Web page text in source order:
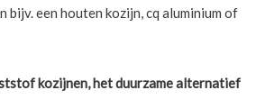
bijv. een houten kozijn, cq aluminium of
kozijnen, het duurzame alternatief